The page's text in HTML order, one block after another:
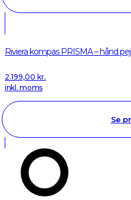
Riviera kompas PRISMA – hånd
2.199,00 kr.
inkl. moms
Se